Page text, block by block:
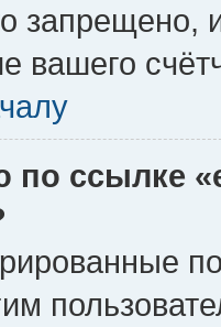
запрещено,
вашего
по ссылке